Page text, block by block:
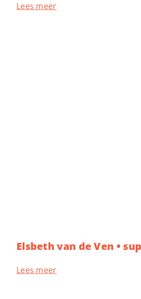
Lees meer
Elsbeth van de Ven •
Lees meer